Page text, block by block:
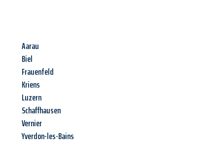
Aarau
Biel
Frauenfeld
Kriens
Luzern
Schaffhausen
Vernier
Yverdon-les-Bains